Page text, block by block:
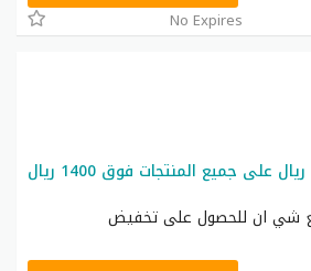
No Expires
كود خصم شي ان 300 ريال على جميع المنتجات فوق 1400 ريال
شي ان للحصول على تخفيض